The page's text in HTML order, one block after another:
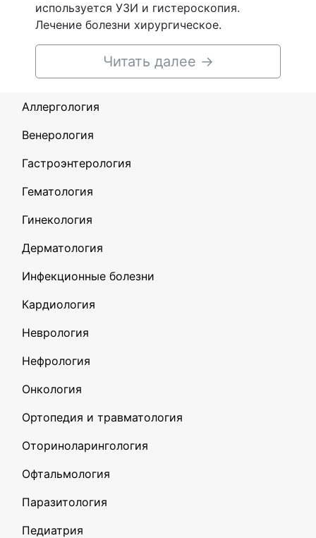
используется УЗИ и гистероскопия.
Лечение болезни хирургическое.
Читать далее →
Аллергология
Венерология
Гастроэнтерология
Гематология
Гинекология
Дерматология
Инфекционные болезни
Кардиология
Неврология
Нефрология
Онкология
Ортопедия и травматология
Оториноларингология
Офтальмология
Паразитология
Педиатрия